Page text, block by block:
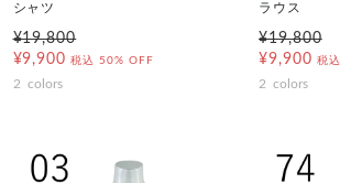
シャツ
¥19,800
¥9,900 税込 50% OFF
2 colors
ラウス
¥19,800
¥9,900 税込
2 colors